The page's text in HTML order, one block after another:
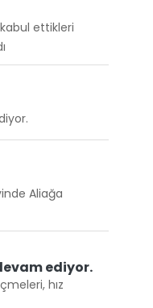
ettikleri
Aliağa
ediyor.
hız